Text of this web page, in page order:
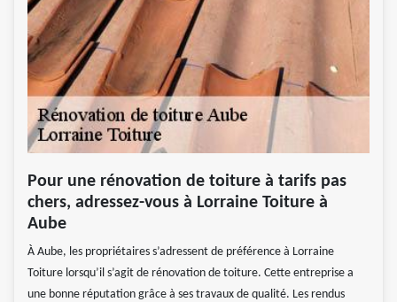
Pour une rénovation de toiture à tarifs pas
chers, adressez-vous à Lorraine Toiture à
Aube
À Aube, les propriétaires s’adressent de préférence à Lorraine
Toiture lorsqu’il s’agit de rénovation de toiture. Cette entreprise a
une bonne réputation grâce à ses travaux de qualité. Les rendus